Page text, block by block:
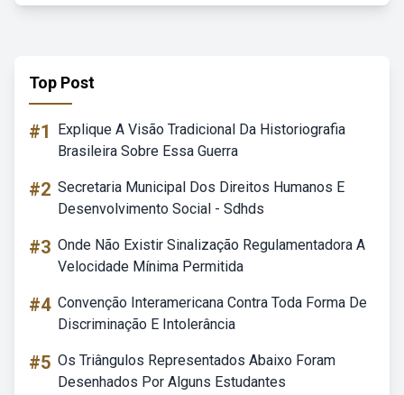
Top Post
#1
Explique A Visão Tradicional Da Historiografia
Brasileira Sobre Essa Guerra
#2 Secretaria Municipal Dos Direitos Humanos E
Desenvolvimento Social - Sdhds
#3 Onde Não Existir Sinalização Regulamentadora A
Velocidade Mínima Permitida
#4 Convenção Interamericana Contra Toda Forma De
Discriminação E Intolerância
#5 Os Triângulos Representados Abaixo Foram
Desenhados Por Alguns Estudantes